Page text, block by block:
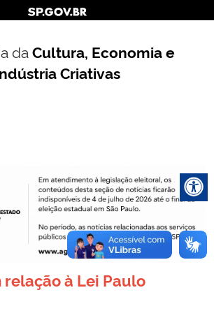
daCultura, Economia e
Criativas
à Lei Paulo